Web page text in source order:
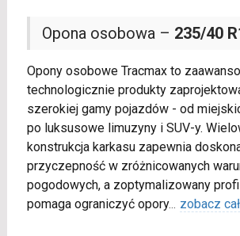
Opona osobowa – 235/40
Opony osobowe Tracmax to
technologicznie produkty
szerokiej gamy pojazdów - od
po luksusowe limuzyny i SUV-y.
konstrukcja karkasu zapewnia
przyczepność w zróżnicowanych
pogodowych, a zoptymalizowany
pomaga ograniczyć opory... zobacz